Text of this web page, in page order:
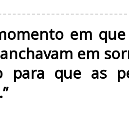
em
em
para que as